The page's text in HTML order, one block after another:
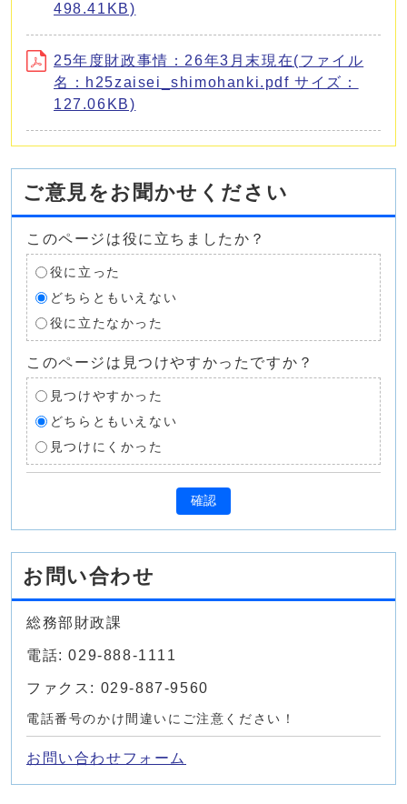
498.41KB)
25年度財政事情：26年3月末現在(ファイル
名：h25zaisei_shimohanki.pdf サイズ：
127.06KB)
ご意見をお聞かせください
このページは役に立ちましたか？
役に立った
どちらともいえない
役に立たなかった
このページは見つけやすかったですか？
見つけやすかった
どちらともいえない
見つけにくかった
確認
お問い合わせ
総務部財政課
電話: 029-888-1111
ファクス: 029-887-9560
電話番号のかけ間違いにご注意ください！
お問い合わせフォーム